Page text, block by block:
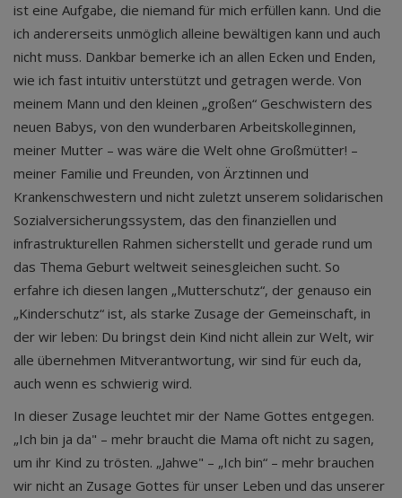
ist eine Aufgabe, die niemand für mich erfüllen kann. Und die
ich andererseits unmöglich alleine bewältigen kann und auch
nicht muss. Dankbar bemerke ich an allen Ecken und Enden,
wie ich fast intuitiv unterstützt und getragen werde. Von
meinem Mann und den kleinen „großen“ Geschwistern des
neuen Babys, von den wunderbaren Arbeitskolleginnen,
meiner Mutter – was wäre die Welt ohne Großmütter! –
meiner Familie und Freunden, von Ärztinnen und
Krankenschwestern und nicht zuletzt unserem solidarischen
Sozialversicherungssystem, das den finanziellen und
infrastrukturellen Rahmen sicherstellt und gerade rund um
das Thema Geburt weltweit seinesgleichen sucht. So
erfahre ich diesen langen „Mutterschutz“, der genauso ein
„Kinderschutz“ ist, als starke Zusage der Gemeinschaft, in
der wir leben: Du bringst dein Kind nicht allein zur Welt, wir
alle übernehmen Mitverantwortung, wir sind für euch da,
auch wenn es schwierig wird.
In dieser Zusage leuchtet mir der Name Gottes entgegen.
„Ich bin ja da" – mehr braucht die Mama oft nicht zu sagen,
um ihr Kind zu trösten. „Jahwe" – „Ich bin“ – mehr brauchen
wir nicht an Zusage Gottes für unser Leben und das unserer